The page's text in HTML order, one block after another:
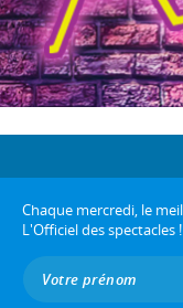
Chaque mercredi, le
L'Officiel des spectacles !